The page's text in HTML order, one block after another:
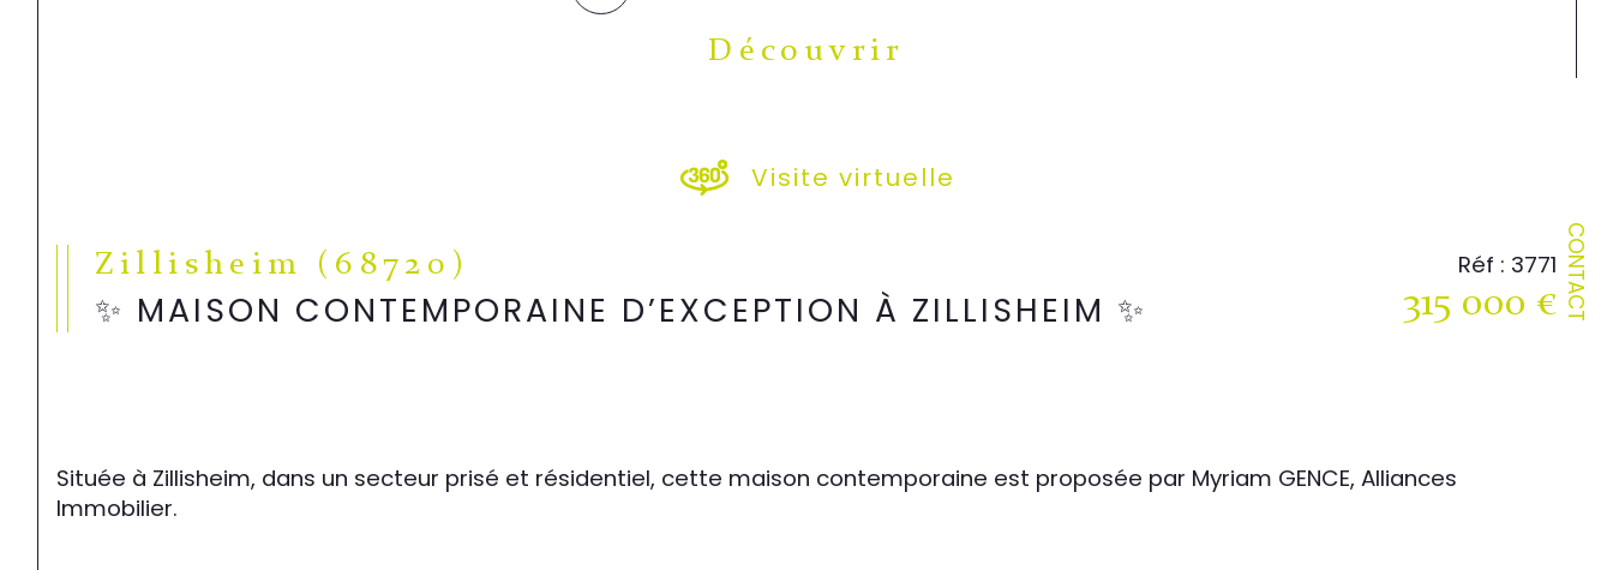
CONTACT
Découvrir
Visite virtuelle
Zillisheim (68720)
✨ MAISON CONTEMPORAINE D’EXCEPTION À ZILLISHEIM ✨
Réf : 3771
315 000 €
Située à Zillisheim, dans un secteur prisé et résidentiel, cette maison contemporaine est proposée par Myriam GENCE, Alliances
Immobilier.